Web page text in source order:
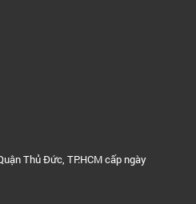
Thủ Đức, TP.HCM cấp ngày